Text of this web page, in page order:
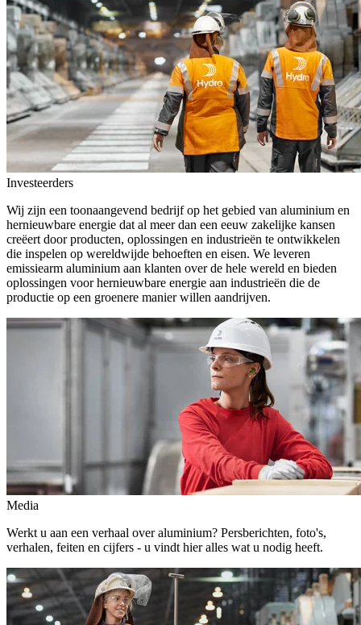
Investeerders
Wij zijn een toonaangevend bedrijf op het gebied van aluminium en
hernieuwbare energie dat al meer dan een eeuw zakelijke kansen
creëert door producten, oplossingen en industrieën te ontwikkelen
die inspelen op wereldwijde behoeften en eisen. We leveren
emissiearm aluminium aan klanten over de hele wereld en bieden
oplossingen voor hernieuwbare energie aan industrieën die de
productie op een groenere manier willen aandrijven.
Media
Werkt u aan een verhaal over aluminium? Persberichten, foto's,
verhalen, feiten en cijfers - u vindt hier alles wat u nodig heeft.